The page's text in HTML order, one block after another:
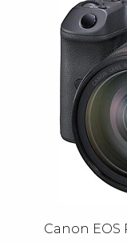
Canon EOS